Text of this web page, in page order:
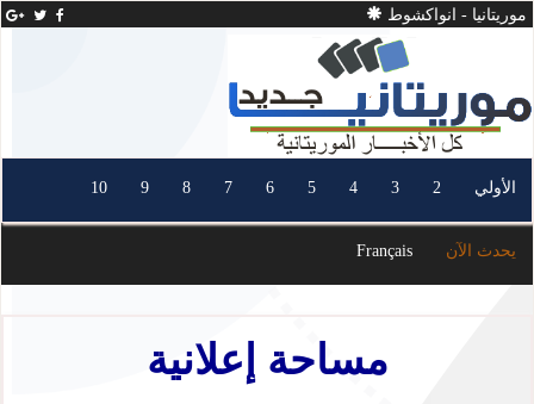
موريتانيا - انواكشوط
الأولي 2
3
4
5
6
7
8
9
10
يحدث الآن Français
مساحة إعلانية